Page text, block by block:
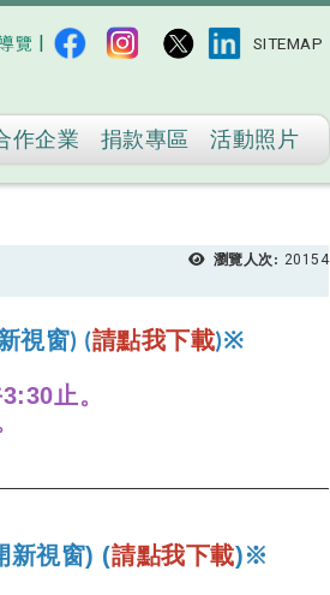
覽 | SITEMAP
作企業 捐款專區 活動照片
瀏覽人次: 20154
視窗) (請點我下載)※
止。
新視窗) (請點我下載)※